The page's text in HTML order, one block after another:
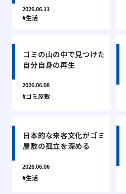
2026.06.11
生活
ゴミの山の中で見つけた
自分自身の再生
2026.06.08
ゴミ屋敷
日本的な来客文化がゴミ
屋敷の孤立を深める
2026.06.06
生活